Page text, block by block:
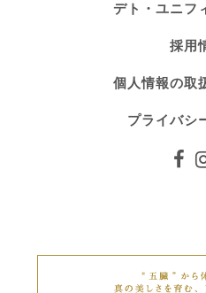
デト・ユニフ
採用
個人情報の取
プライバシ